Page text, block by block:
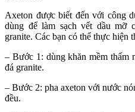
Axeton được biết đến với công
dùng để làm sạch vết dầu mỡ
granite. Các bạn có thể thực hiện
– Bước 1: dùng khăn mềm thấm
đá granite.
– Bước 2: pha axeton với nước
đều.